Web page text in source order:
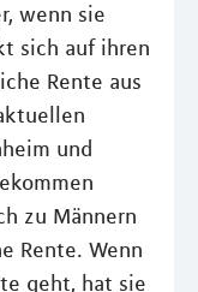
wenn sie
sich auf ihren
Rente aus
und
zu Männern
Rente. Wenn
geht, hat sie